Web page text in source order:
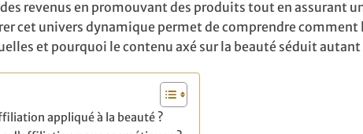
revenus en promouvant des produits tout en assurant
cet univers dynamique permet de comprendre comment
et pourquoi le contenu axé sur la beauté séduit
appliqué à la beauté ?